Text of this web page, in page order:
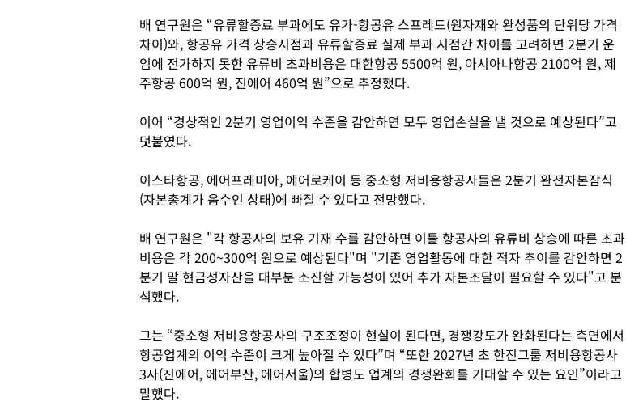
배 연구원은 “유류할증료 부과에도 유가-항공유 스프레드(원자재와 완성품의 단위당 가격
차이)와, 항공유 가격 상승시점과 유류할증료 실제 부과 시점간 차이를 고려하면 2분기 운
임에 전가하지 못한 유류비 초과비용은 대한항공 5500억 원, 아시아나항공 2100억 원, 제
주항공 600억 원, 진에어 460억 원”으로 추정했다.
이어 “경상적인 2분기 영업이익 수준을 감안하면 모두 영업손실을 낼 것으로 예상된다”고
덧붙였다.
이스타항공, 에어프레미아, 에어로케이 등 중소형 저비용항공사들은 2분기 완전자본잠식
(자본총계가 음수인 상태)에 빠질 수 있다고 전망했다.
배 연구원은 "각 항공사의 보유 기재 수를 감안하면 이들 항공사의 유류비 상승에 따른 초과
비용은 각 200~300억 원으로 예상된다"며 "기존 영업활동에 대한 적자 추이를 감안하면 2
분기 말 현금성자산을 대부분 소진할 가능성이 있어 추가 자본조달이 필요할 수 있다"고 분
석했다.
그는 “중소형 저비용항공사의 구조조정이 현실이 된다면, 경쟁강도가 완화된다는 측면에서
항공업계의 이익 수준이 크게 높아질 수 있다”며 “또한 2027년 초 한진그룹 저비용항공사
3사(진에어, 에어부산, 에어서울)의 합병도 업계의 경쟁완화를 기대할 수 있는 요인”이라고
말했다.